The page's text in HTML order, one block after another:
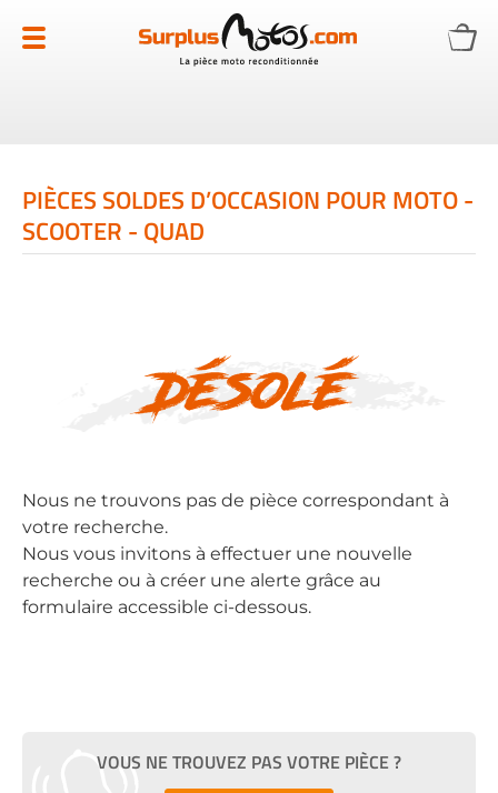
au
contenu
PIÈCES SOLDES D’OCCASION POUR MOTO -
SCOOTER - QUAD
Désolé
Nous ne trouvons pas de pièce correspondant à
votre recherche.
Nous vous invitons à effectuer une nouvelle
recherche ou à créer une alerte grâce au
formulaire accessible ci-dessous.
VOUS NE TROUVEZ PAS VOTRE PIÈCE ?